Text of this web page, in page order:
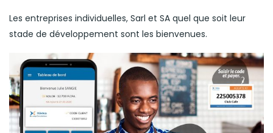
Les entreprises individuelles, Sarl et SA quel que soit leur
stade de développement sont les bienvenues.